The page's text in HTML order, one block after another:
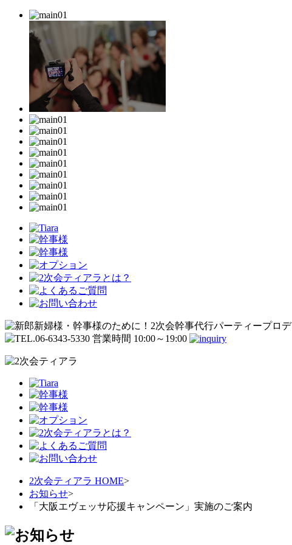
2次会ティアラ HOME>
お知らせ>
「大阪エヴェッサ応援キャンペーン」実施のご案内